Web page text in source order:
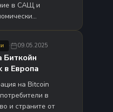
в САЩ и
· 09.05.2025
Биткойн
Европа
на Bitcoin
в
и страните от